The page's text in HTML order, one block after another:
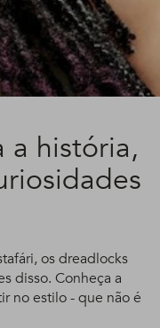
a história,
os dreadlocks
disso. Conheça a
no estilo - que não é